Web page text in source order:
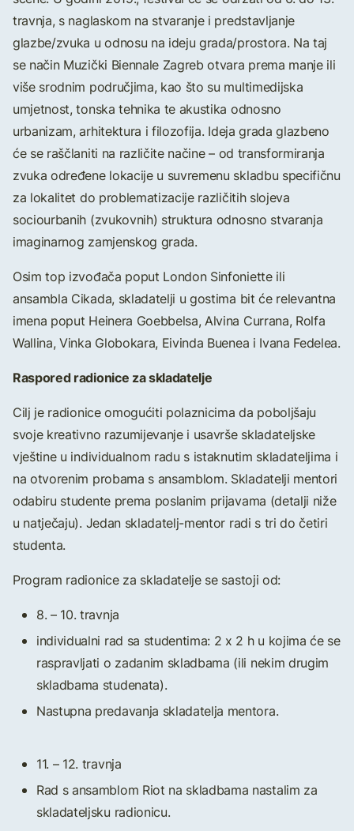
travnja, s naglaskom na stvaranje i predstavljanje
glazbe/zvuka u odnosu na ideju grada/prostora. Na taj
se način Muzički Biennale Zagreb otvara prema manje ili
više srodnim područjima, kao što su multimedijska
umjetnost, tonska tehnika te akustika odnosno
urbanizam, arhitektura i filozofija. Ideja grada glazbeno
će se raščlaniti na različite načine – od transformiranja
zvuka određene lokacije u suvremenu skladbu specifičnu
za lokalitet do problematizacije različitih slojeva
sociourbanih (zvukovnih) struktura odnosno stvaranja
imaginarnog zamjenskog grada.
Osim top izvođača poput London Sinfoniette ili
ansambla Cikada, skladatelji u gostima bit će relevantna
imena poput Heinera Goebbelsa, Alvina Currana, Rolfa
Wallina, Vinka Globokara, Eivinda Buenea i Ivana Fedelea.
Raspored radionice za skladatelje
Cilj je radionice omogućiti polaznicima da poboljšaju
svoje kreativno razumijevanje i usavrše skladateljske
vještine u individualnom radu s istaknutim skladateljima i
na otvorenim probama s ansamblom. Skladatelji mentori
odabiru studente prema poslanim prijavama (detalji niže
u natječaju). Jedan skladatelj-mentor radi s tri do četiri
studenta.
Program radionice za skladatelje se sastoji od:
8. – 10. travnja
individualni rad sa studentima: 2 x 2 h u kojima će se
raspravljati o zadanim skladbama (ili nekim drugim
skladbama studenata).
Nastupna predavanja skladatelja mentora.
11. – 12. travnja
Rad s ansamblom Riot na skladbama nastalim za
skladateljsku radionicu.